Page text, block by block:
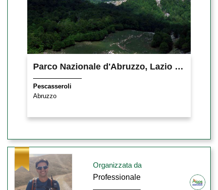
Parco Nazionale d'Abruzzo, Lazio e Molise
Pescasseroli
Abruzzo
Organizzata da
Professionale